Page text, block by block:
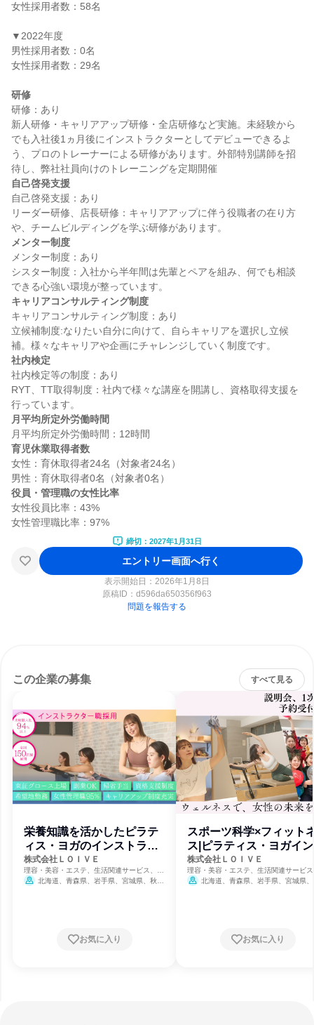
女性採用者数：58名
▼2022年度
男性採用者数：0名
女性採用者数：29名
研修
研修：あり
新人研修・キャリアアップ研修・全店研修など実施。未経験から
でも入社後1ヵ月後にインストラクターとしてデビューできるよ
う、プロのトレーナーによる研修があります。外部特別講師を招
自己啓発支援
自己啓発支援：あり
リーダー研修、店長研修：キャリアアップに伴う役職者の在り方
メンター制度
メンター制度：あり
シスター制度：入社から半年間は先輩とペアを組み、何でも相談
キャリアコンサルティング制度
キャリアコンサルティング制度：あり
立候補制度:なりたい自分に向けて、自らキャリアを選択し立候
社内検定
社内検定等の制度：あり
RYT、TT取得制度：社内で様々な講座を開講し、資格取得支援を
月平均所定外労働時間
育児休業取得者数
女性：育休取得者24名（対象者24名）
役員・管理職の女性比率
女性役員比率：43%
締切：2027年1月31日
エントリー画面へ行く
表示開始日：2026年1月8日
原稿ID： d596da650356f963
問題を報告する
この企業の募集 すべて見る
栄養知識を活かしたピラテ
ィス・ヨガのインストラク
ター
株式会社ＬＯＩＶＥ
理容・美容・エステ、生活関連サービス、ス
ポーツ・レクリエーション
北海道、青森県、岩手県、宮城県、秋田
賀県、京都府、大阪府、兵庫県、奈良県、和
歌山県、鳥取県、島根県、岡山県、広島県、
お気に入り
スポーツ科学×フィット
ス|ピラティス・ヨガイ
トラクター
株式会社ＬＯＩＶＥ
理容・美容・エステ、生活関連サービ
ポーツ・レクリエーション
北海道、青森県、岩手県、宮城県
賀県、京都府、大阪府、兵庫県、奈良
歌山県、鳥取県、島根県、岡山県、広
お気に入り